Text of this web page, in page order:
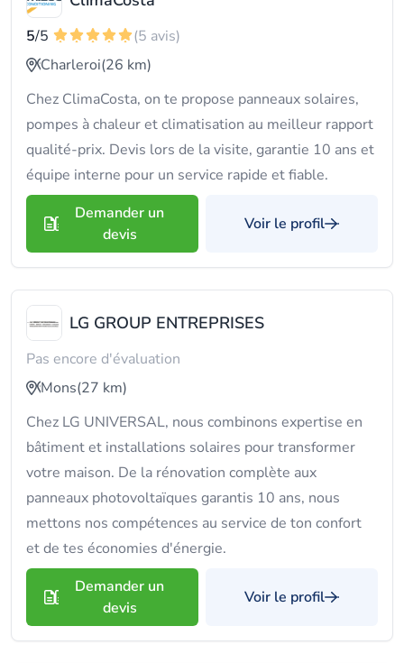
5/5
(5 avis)
Charleroi(26 km)
Chez ClimaCosta, on te propose panneaux solaires,
pompes à chaleur et climatisation au meilleur rapport
qualité-prix. Devis lors de la visite, garantie 10 ans et
équipe interne pour un service rapide et fiable.
Demander un
devis
Voir le profil
LG GROUP ENTREPRISES
Pas encore d'évaluation
Mons(27 km)
Chez LG UNIVERSAL, nous combinons expertise en
bâtiment et installations solaires pour transformer
votre maison. De la rénovation complète aux
panneaux photovoltaïques garantis 10 ans, nous
mettons nos compétences au service de ton confort
et de tes économies d'énergie.
Demander un
devis
Voir le profil